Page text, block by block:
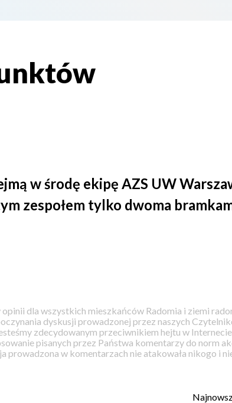
w środę ekipę AZS UW
zespołem tylko dwoma
dla wszystkich mieszkańców Radomia i ziemi
dyskusji prowadzonej przez naszych
zdecydowanym przeciwnikiem hejtu w
pisanych przez Państwa komentarzy do norm
prowadzona w komentarzach nie atakowała nikogo i